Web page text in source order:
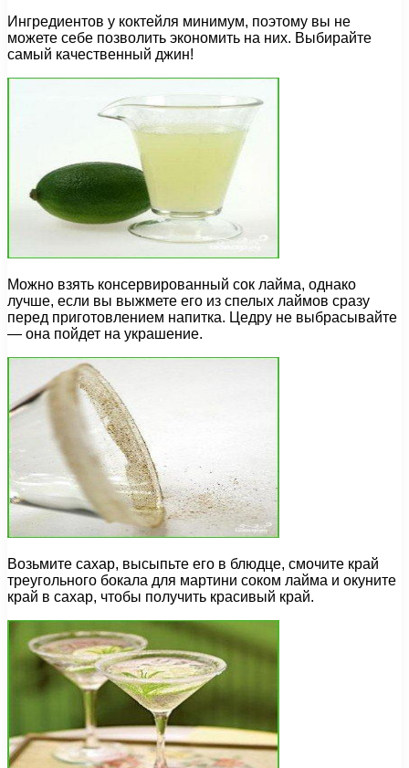
Ингредиентов у коктейля минимум, поэтому вы не
можете себе позволить экономить на них. Выбирайте
самый качественный джин!
Можно взять консервированный сок лайма, однако
лучше, если вы выжмете его из спелых лаймов сразу
перед приготовлением напитка. Цедру не выбрасывайте
— она пойдет на украшение.
Возьмите сахар, высыпьте его в блюдце, смочите край
треугольного бокала для мартини соком лайма и окуните
край в сахар, чтобы получить красивый край.